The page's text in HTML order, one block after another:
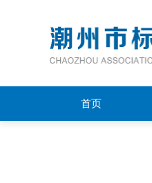
首页